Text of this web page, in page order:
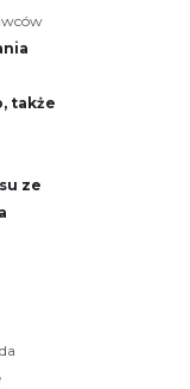
także
ze